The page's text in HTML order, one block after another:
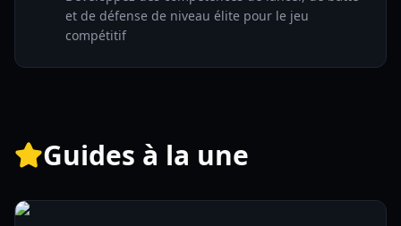
et de défense de niveau élite pour le jeu
compétitif
Guides à la une